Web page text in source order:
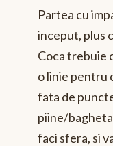
Partea cu
inceput, plus
Coca trebuie
o linie pentru
fata de
piine/bagheta
faci sfera, si